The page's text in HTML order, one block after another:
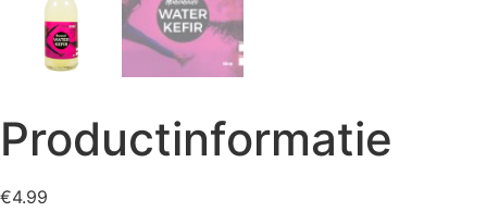
Productinformatie
€4.99